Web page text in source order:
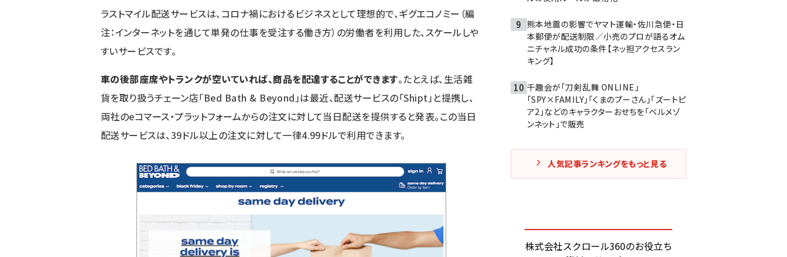
ラストマイル配送サービスは、コロナ禍におけるビジネスとして理想的で、ギグエコノミー（編
注：インターネットを通じて単発の仕事を受注する働き方）の労働者を利用した、スケールしや
すいサービスです。
車の後部座席やトランクが空いていれば、商品を配達することができます。たとえば、生活雑
貨を取り扱うチェーン店「Bed Bath & Beyond」は最近、配送サービスの「Shipt」と提携し、
両社のeコマース・プラットフォームからの注文に対して当日配送を提供すると発表。この当日
配送サービスは、39ドル以上の注文に対して一律4.99ドルで利用できます。
熊本地震の影響でヤマト運輸・佐川急便・日
本郵便が配送制限／小売のプロが語るオム
ニチャネル成功の条件【ネッ担アクセスラン
キング】
千趣会が「刀剣乱舞 ONLINE」
「SPY×FAMILY」「くまのプーさん」「ズートピ
ア2」などのキャラクターおせちを「ベルメゾ
ンネット」で販売
人気記事ランキングをもっと見る